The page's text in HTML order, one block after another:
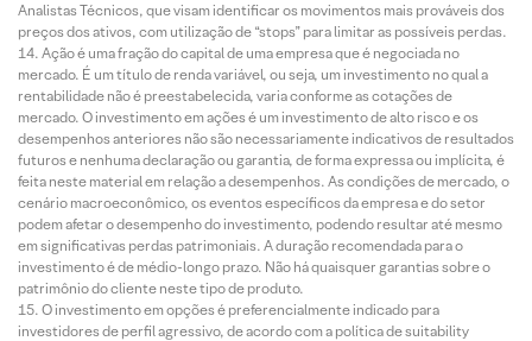
Analistas Técnicos, que visam identificar os movimentos mais prováveis dos
preços dos ativos, com utilização de “stops” para limitar as possíveis perdas.
Ação é uma fração do capital de uma empresa que é negociada no
mercado. É um título de renda variável, ou seja, um investimento no qual a
rentabilidade não é preestabelecida, varia conforme as cotações de
mercado. O investimento em ações é um investimento de alto risco e os
desempenhos anteriores não são necessariamente indicativos de resultados
futuros e nenhuma declaração ou garantia, de forma expressa ou implícita, é
feita neste material em relação a desempenhos. As condições de mercado, o
cenário macroeconômico, os eventos específicos da empresa e do setor
podem afetar o desempenho do investimento, podendo resultar até mesmo
em significativas perdas patrimoniais. A duração recomendada para o
investimento é de médio-longo prazo. Não há quaisquer garantias sobre o
patrimônio do cliente neste tipo de produto.
O investimento em opções é preferencialmente indicado para
investidores de perfil agressivo, de acordo com a política de suitability